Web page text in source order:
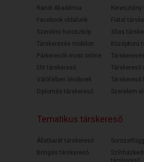
Randi Akadémia
Facebook oldalunk
Szerelmi horoszkóp
Társkeresés mobilon
Párkeresők most online
Elit társkereső
Válófélben lévőknek
Diplomás társkereső
Keresztény
Fiatal
30as
Középkorú
Társkereső
Társkereső
Szerelem
Tematikus társkereső
Állatbarát társkereső
Bringás társkereső
társkereső